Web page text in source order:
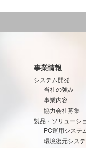
事業情報
システム開発
当社の強み
事業内容
協力会社募集
製品・ソリューシ
PC運用システ
環境復元シス